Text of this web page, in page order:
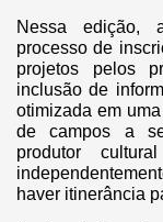
Nessa edição,
processo de
projetos pelos
inclusão de
otimizada em
de campos a
produtor
haver itinerância